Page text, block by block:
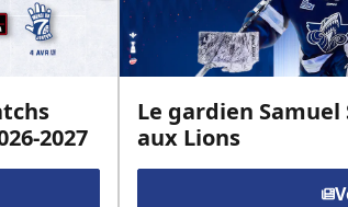
2027
Le gardien
aux Lions